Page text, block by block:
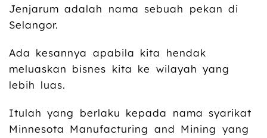
Jenjarum adalah nama sebuah pekan di
Selangor.
Ada kesannya apabila kita hendak
meluaskan bisnes kita ke wilayah yang
lebih luas.
Itulah yang berlaku kepada nama syarikat
Minnesota Manufacturing and Mining yang